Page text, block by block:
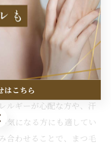
ットラッシュとLEDエク
クステは、専用のLEDラ
するため、従来よりも装
れます。このため、さら
く持ちがいい」と評判で
ルギーが心配な方や、汗
気になる方にも適してい
合わせることで、まつ毛
はこちら
はこちら